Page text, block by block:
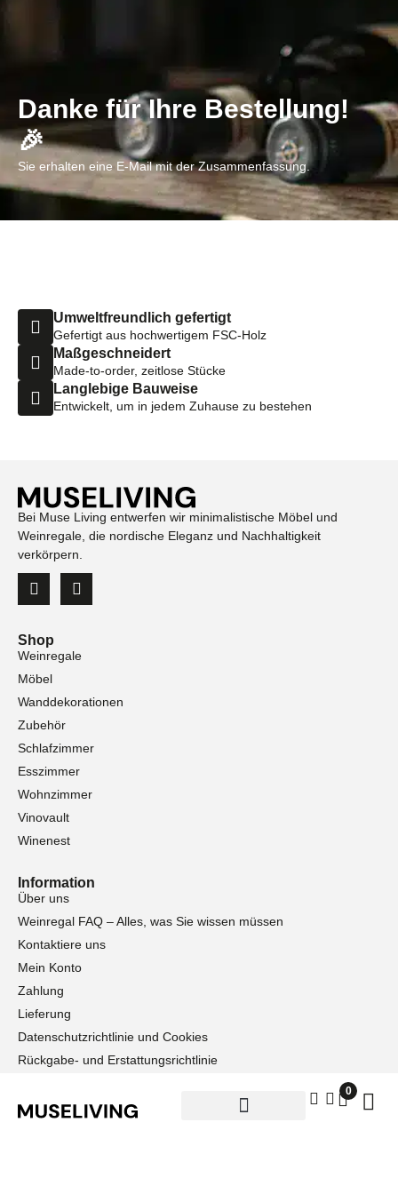
0
Danke für Ihre Bestellung!
🎉
Sie erhalten eine E-Mail mit der Zusammenfassung.
Umweltfreundlich gefertigt
Gefertigt aus hochwertigem FSC-Holz
Maßgeschneidert
Made-to-order, zeitlose Stücke
Langlebige Bauweise
Entwickelt, um in jedem Zuhause zu bestehen
Bei Muse Living entwerfen wir minimalistische Möbel und
Weinregale, die nordische Eleganz und Nachhaltigkeit
verkörpern.
Shop
Weinregale
Möbel
Wanddekorationen
Zubehör
Schlafzimmer
Esszimmer
Wohnzimmer
Vinovault
Winenest
Information
Über uns
Weinregal FAQ – Alles, was Sie wissen müssen
Kontaktiere uns
Mein Konto
Zahlung
Lieferung
Datenschutzrichtlinie und Cookies
Rückgabe- und Erstattungsrichtlinie
Wir sind bereit, Ihnen zu helfen
Telefon: +45 24 76 48 38